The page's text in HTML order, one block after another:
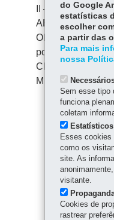
II –
ABRANGÊNCIA
pontuação
CRITÉRIOS
MÉRITO,
6.2.1.
Caso
de uma
optar pela
ou seja, a
parte das
6.2.2.
mais de 01
projeto será
do Google
estatísticas
escolher
a partir das
Para mais
nossa
Sem esse tipo
funciona
coletam
Estatísticos
Esses cookies
como os
site. As
visitante.
Cookies de
rastrear